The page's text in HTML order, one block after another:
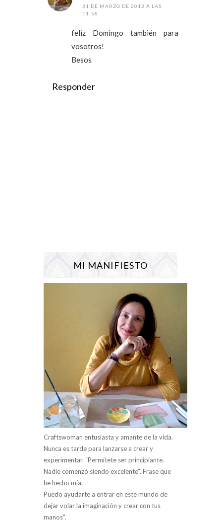
31 DE MARZO DE 2013 A LAS
11:58
feliz Domingo también para
vosotros!
Besos
Responder
MI MANIFIESTO
Craftswoman entusiasta y amante de la vida.
Nunca es tarde para lanzarse a crear y
experimentar. “Permítete ser principiante.
Nadie comenzó siendo excelente”. Frase que
he hecho mía.
Puedo ayudarte a entrar en este mundo de
dejar volar la imaginación y crear con tus
manos".